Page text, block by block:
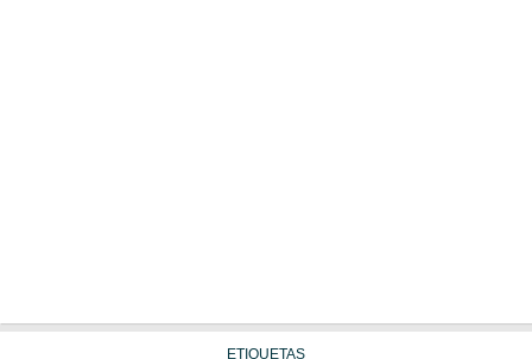
ETIQUETAS